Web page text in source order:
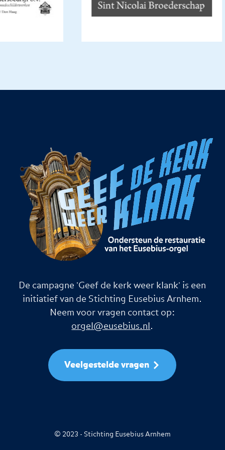
De campagne 'Geef de kerk weer klank' is een
initiatief van de Stichting Eusebius Arnhem.
Neem voor vragen contact op:
orgel@eusebius.nl.
Veelgestelde vragen
© 2023 - Stichting Eusebius Arnhem